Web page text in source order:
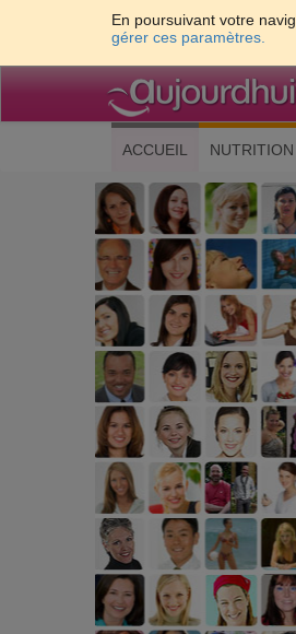
En poursuivant votre
gérer ces paramètres.
ACCUEIL (current)
NUTRITION